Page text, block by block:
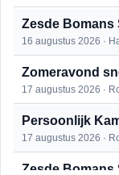
Zesde Bomans
16 augustus 2026 ·
Zomeravond
17 augustus 2026 ·
Persoonlijk
17 augustus 2026 ·
Zesde